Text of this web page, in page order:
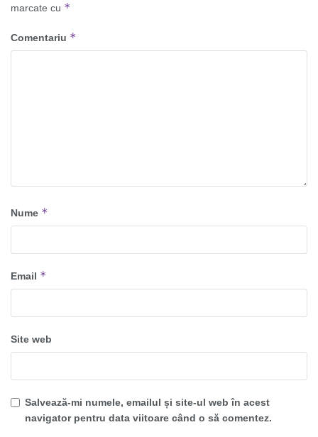
marcate cu *
Comentariu *
Nume *
Email *
Site web
Salvează-mi numele, emailul și site-ul web în acest
navigator pentru data viitoare când o să comentez.